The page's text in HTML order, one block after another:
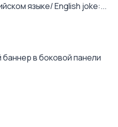
языке/ English joke:...